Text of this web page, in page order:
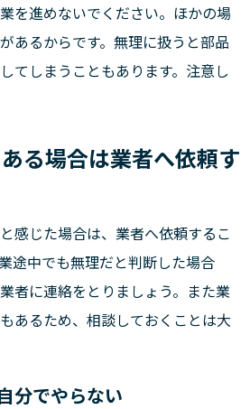
を進めないでください。ほかの場
あるからです。無理に扱うと部品
てしまうこともあります。注意し
る場合は業者へ依頼す
感じた場合は、業者へ依頼するこ
途中でも無理だと判断した場合
者に連絡をとりましょう。また業
あるため、相談しておくことは大
分でやらない